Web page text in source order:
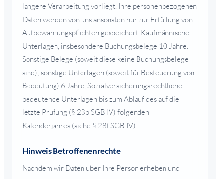
längere Verarbeitung vorliegt. Ihre personenbezogenen
Daten werden von uns ansonsten nur zur Erfüllung von
Aufbewahrungspflichten gespeichert. Kaufmännische
Unterlagen, insbesondere Buchungsbelege 10 Jahre.
Sonstige Belege (soweit diese keine Buchungsbelege
sind); sonstige Unterlagen (soweit für Besteuerung von
Bedeutung) 6 Jahre, Sozialversicherungsrechtliche
bedeutende Unterlagen bis zum Ablauf des auf die
letzte Prüfung (§ 28p SGB IV) folgenden
Kalenderjahres (siehe § 28f SGB IV).
Hinweis Betroffenenrechte
Nachdem wir Daten über Ihre Person erheben und